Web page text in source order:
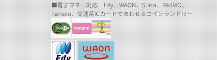
■電子マネー対応 Edy、WAON、Suica、PASMO、
nanaco、交通系ICカードでまわせるコインランドリー